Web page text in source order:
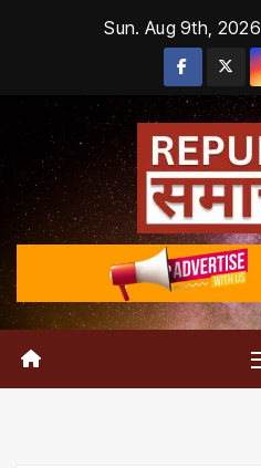
Sun. Aug 9th, 2026